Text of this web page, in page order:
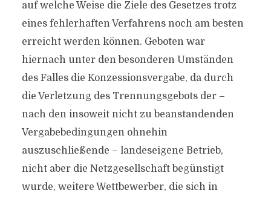
auf welche Weise die Ziele des Gesetzes trotz
eines fehlerhaften Verfahrens noch am besten
erreicht werden können. Geboten war
hiernach unter den besonderen Umständen
des Falles die Konzessionsvergabe, da durch
die Verletzung des Trennungsgebots der –
nach den insoweit nicht zu beanstandenden
Vergabebedingungen ohnehin
auszuschließende – landeseigene Betrieb,
nicht aber die Netzgesellschaft begünstigt
wurde, weitere Wettbewerber, die sich in